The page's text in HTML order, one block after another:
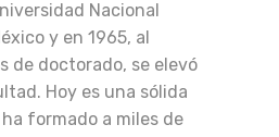
Nacional
y en 1965, al
de doctorado, se elevó
Hoy es una sólida
formado a miles de